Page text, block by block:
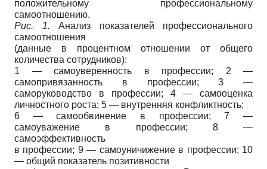
положительному профессиональному
самоотношению.
Рис. 1. Анализ показателей профессионального
самоотношения
(данные в процентном отношении от общего
количества сотрудников):
1 — самоуверенность в профессии; 2 —
самопривязанность в профессии; 3 —
саморуководство в профессии; 4 — самооценка
личностного роста; 5 — внутренняя конфликтность;
6 — самообвинение в профессии; 7 —
самоуважение в профессии; 8 —
самоэффективность
в профессии; 9 — самоуничижение в профессии; 10
— общий показатель позитивности